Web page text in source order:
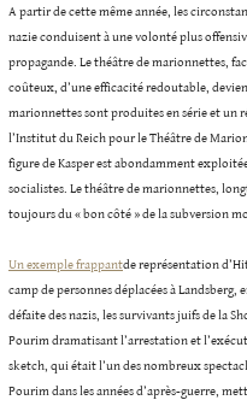
A partir de cette même année, les
nazie conduisent à une volonté plus
propagande. Le théâtre de marionnettes,
coûteux, d’une efficacité redoutable,
marionnettes sont produites en série et un
l’Institut du Reich pour le Théâtre de
figure de Kasper est abondamment
socialistes. Le théâtre de marionnettes,
toujours du « bon côté » de la subversion
Un exemple frappantde représentation
camp de personnes déplacées à Landsberg,
défaite des nazis, les survivants juifs de la
Pourim dramatisant l’arrestation et
sketch, qui était l’un des nombreux
Pourim dans les années d’après-guerre,